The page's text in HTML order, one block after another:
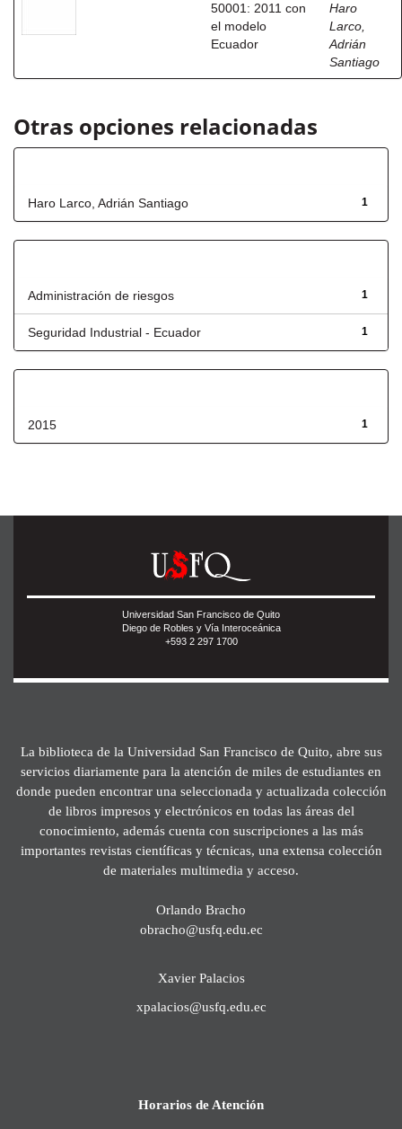
50001: 2011 con
el modelo
Ecuador
Haro
Larco,
Adrián
Santiago
Otras opciones relacionadas
1
Haro Larco, Adrián Santiago
1
Administración de riesgos
1
Seguridad Industrial - Ecuador
1
2015
Universidad San Francisco de Quito
Diego de Robles y Vía Interoceánica
+593 2 297 1700
La biblioteca de la Universidad San Francisco de Quito, abre sus
servicios diariamente para la atención de miles de estudiantes en
donde pueden encontrar una seleccionada y actualizada colección
de libros impresos y electrónicos en todas las áreas del
conocimiento, además cuenta con suscripciones a las más
importantes revistas científicas y técnicas, una extensa colección
de materiales multimedia y acceso.
Orlando Bracho
obracho@usfq.edu.ec
Xavier Palacios
xpalacios@usfq.edu.ec
Horarios de Atención